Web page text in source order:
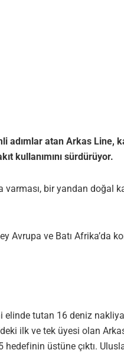
adımlar atan Arkas Line,
kullanımını sürdürüyor.
bir yandan doğal
Avrupa ve Batı Afrika’da
elinde tutan 16 deniz
ilk ve tek üyesi olan
hedefinin üstüne çıktı.